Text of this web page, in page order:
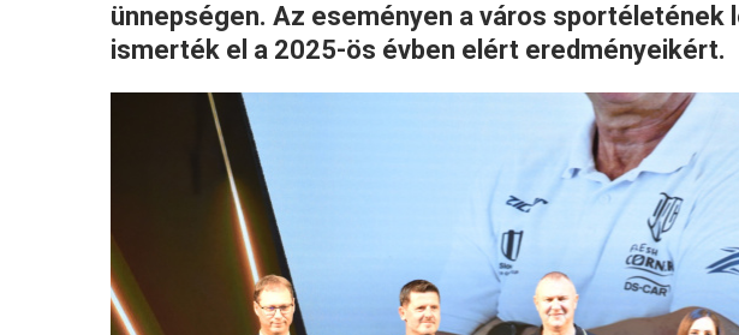
ünnepségen. Az eseményen a város sportéletének
ismerték el a 2025-ös évben elért eredményeikért.